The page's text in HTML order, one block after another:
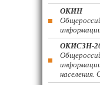
ОКИН
ОКИСЗН-
населения.